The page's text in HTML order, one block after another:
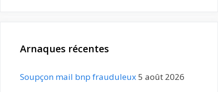
Arnaques récentes
Soupçon mail bnp frauduleux5 août 2026